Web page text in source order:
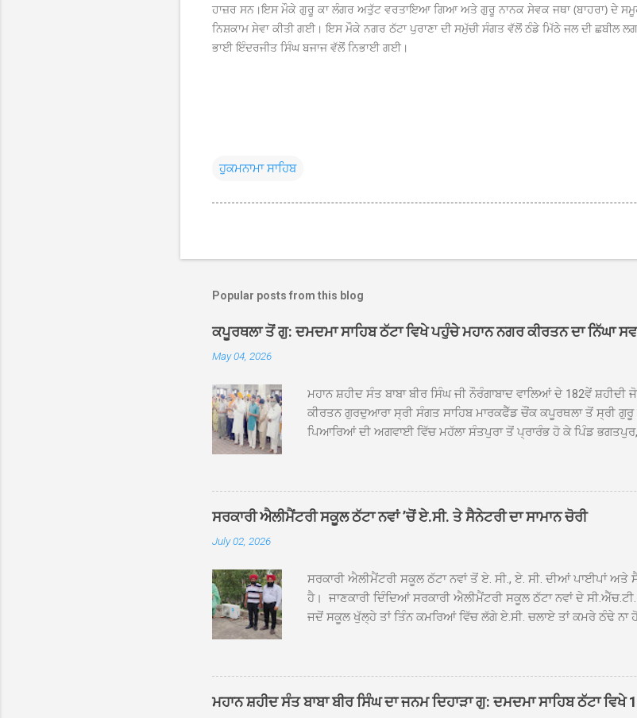
ਹਾਜ਼ਰ ਸਨ।ਇਸ ਮੌਕੇ ਗੁਰੂ ਕਾ ਲੰਗਰ ਅਤੁੱਟ ਵਰਤਾਇਆ ਗਿਆ ਅਤੇ ਗੁਰੂ ਨਾਨਕ ਸੇਵਕ ਜਥਾ (ਬਾਹਰਾ) ਦੇ ਸਮੂਹ
ਨਿਸ਼ਕਾਮ ਸੇਵਾ ਕੀਤੀ ਗਈ। ਇਸ ਮੌਕੇ ਨਗਰ ਠੱਟਾ ਪੁਰਾਣਾ ਦੀ ਸਮੁੱਚੀ ਸੰਗਤ ਵੱਲੋਂ ਠੰਡੇ ਮਿੱਠੇ ਜਲ ਦੀ ਛਬੀਲ
ਭਾਈ ਇੰਦਰਜੀਤ ਸਿੰਘ ਬਜਾਜ ਵੱਲੋਂ ਨਿਭਾਈ ਗਈ।
ਹੁਕਮਨਾਮਾ ਸਾਹਿਬ
Popular posts from this blog
ਕਪੂਰਥਲਾ ਤੋਂ ਗੁ: ਦਮਦਮਾ ਸਾਹਿਬ ਠੱਟਾ ਵਿਖੇ ਪਹੁੰਚੇ ਮਹਾਨ ਨਗਰ ਕੀਰਤਨ ਦਾ ਨਿੱਘਾ
May 04, 2026
ਮਹਾਨ ਸ਼ਹੀਦ ਸੰਤ ਬਾਬਾ ਬੀਰ ਸਿੰਘ ਜੀ ਨੌਰੰਗਾਬਾਦ ਵਾਲਿਆਂ ਦੇ 182ਵੇਂ
ਕੀਰਤਨ ਗੁਰਦੁਆਰਾ ਸ੍ਰੀ ਸੰਗਤ ਸਾਹਿਬ ਮਾਰਕਫੈੱਡ ਚੌਂਕ ਕਪੂਰਥਲਾ ਤੋਂ ਸ੍ਰੀ ਗੁਰੂ
ਪਿਆਰਿਆਂ ਦੀ ਅਗਵਾਈ ਵਿੱਚ ਮਹੱਲਾ ਸੰਤਪੁਰਾ ਤੋਂ ਪ੍ਰਾਰੰਭ ਹੋ ਕੇ ਪਿੰਡ
ਦਮਦਮਾ ਸਾਹਿਬ ਠੱਟਾ ਵਿਖੇ ਪਹੁੰਚਿਆ। ਨਗਰ ਕੀਰਤਨ ਦੇ ਗੁਰਦੁਆਰਾ ਸ੍ਰੀ
ਸੰਤ ਬਾਬਾ ਹਰਜੀਤ ਸਿੰਘ ਤੇ ਇਲਾਕੇ ਦੀਆਂ ਸੰਗਤਾਂ ਵੱਲੋਂ ਜੈਕਾਰਿਆਂ ਦੀ ਗੂੰਜ ਵਿਚ
ਦਮਦਮਾ ਸਾਹਿਬ ਠੱਟਾ ਵਿਖੇ ਨਗਰ ਕੀਰਤਨ ਦੇ ਸਮਾਪਤੀ ਦੀ ਅਰਦਾਸ ਹੋਈ।
ਪ੍ਰਬੰਧਕਾਂ ਦਾ ਗੁਰਦੁਆਰਾ ਦਮਦਮਾ ਸਾਹਿਬ ਠੱਟਾ ਦੇ ਮੁੱਖ ਸੇਵਾਦਾਰ ਸੰਤ ਬਾਬਾ
ਸਰਕਾਰੀ ਐਲੀਮੈਂਟਰੀ ਸਕੂਲ ਠੱਟਾ ਨਵਾਂ ’ਚੋਂ ਏ.ਸੀ. ਤੇ ਸੈਨੇਟਰੀ ਦਾ ਸਾਮਾਨ ਚੋਰੀ
July 02, 2026
ਸਰਕਾਰੀ ਐਲੀਮੈਂਟਰੀ ਸਕੂਲ ਠੱਟਾ ਨਵਾਂ ਤੋਂ ਏ. ਸੀ., ਏ. ਸੀ. ਦੀਆਂ ਪਾਈਪਾਂ ਅਤੇ
ਹੈ। ਜਾਣਕਾਰੀ ਦਿੰਦਿਆਂ ਸਰਕਾਰੀ ਐਲੀਮੈਂਟਰੀ ਸਕੂਲ ਠੱਟਾ ਨਵਾਂ ਦੇ
ਜਦੋਂ ਸਕੂਲ ਖੁੱਲ੍ਹੇ ਤਾਂ ਤਿੰਨ ਕਮਰਿਆਂ ਵਿੱਚ ਲੱਗੇ ਏ.ਸੀ. ਚਲਾਏ ਤਾਂ ਕਮਰੇ ਠੰਢੇ
ਹੋਈਆਂ ਸਨ। ਉਨ੍ਹਾਂ ਦੱਸਿਆ ਕਿ ਉਹ ਛੁੱਟੀਆਂ ਦੌਰਾਨ ਵੀ ਸਕੂਲ ਗੇੜਾ ਮਾਰਦੇ
20 ਤੋਂ 30 ਜੂਨ ਵਿਚਕਾਰ ਹੋਈ ਜਾਪਦੀ ਹੈ। ਇਸ ਮੌਕੇ ਸਕੂਲ ਸਟਾਫ ਮੈਂਬਰਾਂ ਅੰਜੂ
ਸਿੰਘ ਟੋਡਰਵਾਲ ਨੇ ਦੱਸਿਆ ਕਿ ਸਕੂਲ ਵਿੱਚ ਪਿਛਲੇ ਸਾਲ ਤਿੰਨ ਏ. ਸੀ. ਲਾਉਣ ਦੀ
ਜਿਸ ਦੀ ਮਾਪਿਆਂ ਨੇ ਖੂਬ ਪ੍ਰਸੰਸਾ ਕੀਤੀ ਸੀ। ਉਨ੍ਹਾਂ ਦੱਸਿਆ ਕਿ ਏਸੀ ਚੋਰੀ
ਮਹਾਨ ਸ਼ਹੀਦ ਸੰਤ ਬਾਬਾ ਬੀਰ ਸਿੰਘ ਦਾ ਜਨਮ ਦਿਹਾੜਾ ਗੁ: ਦਮਦਮਾ ਸਾਹਿਬ ਠੱਟਾ